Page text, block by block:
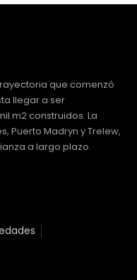
que comenzó
llegar a ser
m2 construidos. La
Puerto Madryn y Trelew,
a largo plazo.